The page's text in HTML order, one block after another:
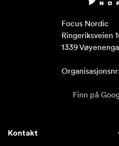
Focus Nordic
Ringeriksveien
1339 Vøyenenga
Finn på
Kontakt